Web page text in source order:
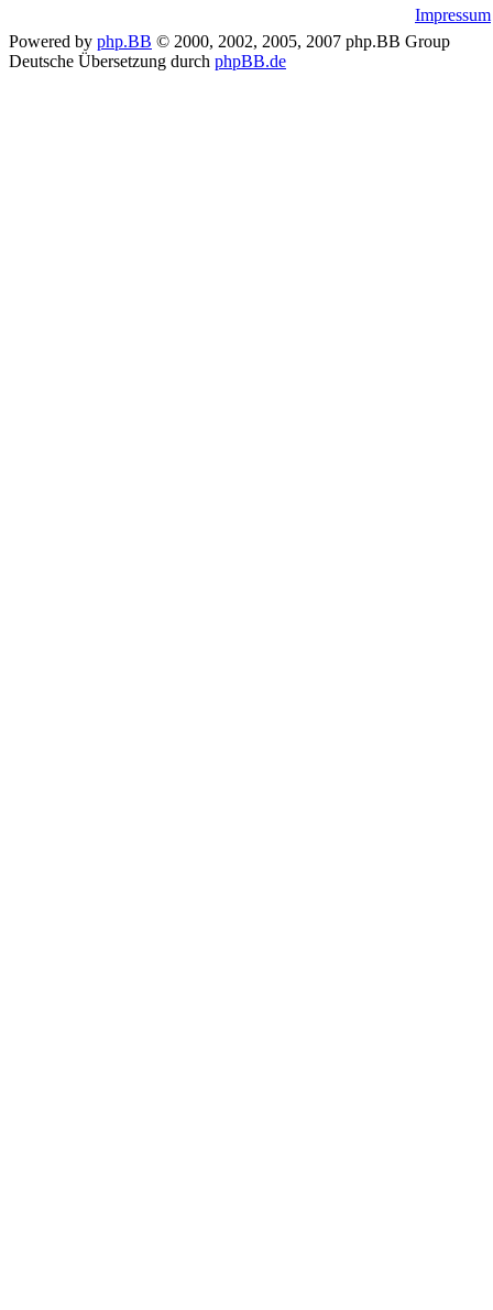
Impressum
Powered by php.BB © 2000, 2002, 2005, 2007 php.BB Group
Deutsche Übersetzung durch phpBB.de